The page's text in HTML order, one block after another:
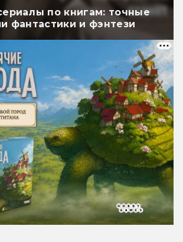
по книгам: точные
фантастики и фэнтези